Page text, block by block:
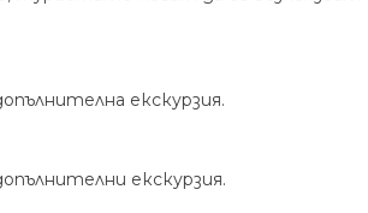
екскурзия.
екскурзия.